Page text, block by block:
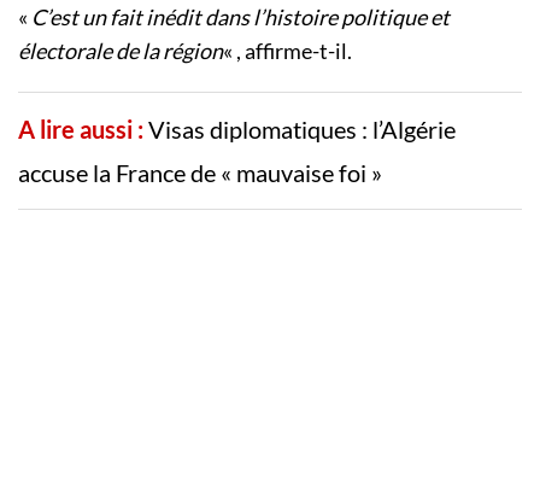
« C’est un fait inédit dans l’histoire politique et
électorale de la région« , affirme-t-il.
A lire aussi :Visas diplomatiques : l’Algérie
accuse la France de « mauvaise foi »